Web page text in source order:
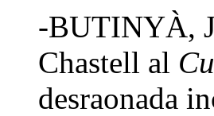
-BUTINYÀ,
Chastell al
desraonada